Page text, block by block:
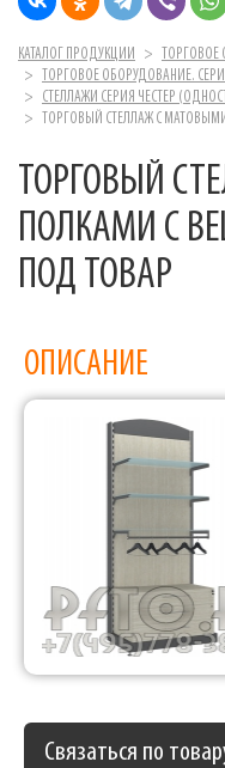
КАТАЛОГ ПРОДУКЦИИ
ТОРГОВОЕ ОБОРУДОВАНИЕ.
СТЕЛЛАЖИ СЕРИЯ ЧЕСТЕР
ТОРГОВЫЙ СТЕЛЛАЖ С
ТОРГОВЫЙ
ПОЛКАМИ С
ПОД ТОВАР
ОПИСАНИЕ
Связаться по